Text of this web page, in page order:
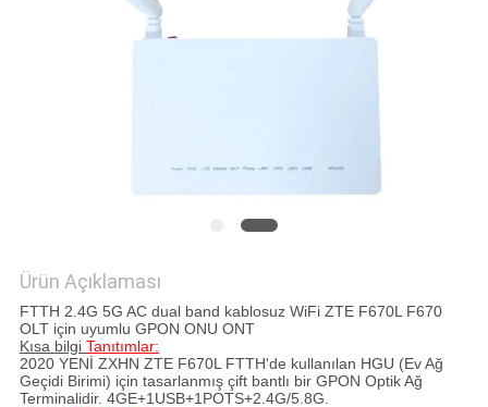
Ürün Açıklaması
FTTH 2.4G 5G AC dual band kablosuz WiFi ZTE F670L F670
OLT için uyumlu GPON ONU ONT
Kısa bilgi Tanıtımlar:
2020 YENİ ZXHN ZTE F670LFTTH'de kullanılan HGU (Ev Ağ
Geçidi Birimi) için tasarlanmış çift bantlı bir GPON Optik Ağ
Terminalidir. 4GE+1USB+1POTS+2.4G/5.8G.